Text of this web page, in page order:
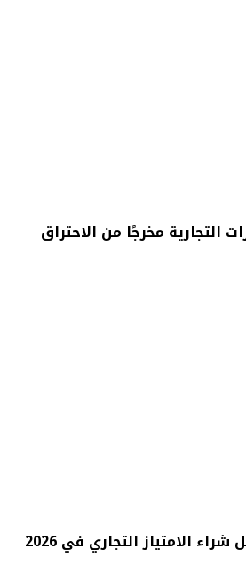
التجارية مخرجًا من الاحتراق